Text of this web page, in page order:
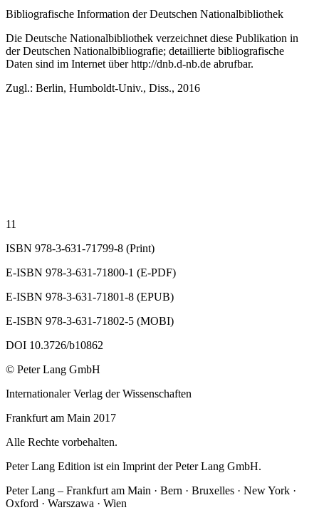
Bibliografische Information der Deutschen Nationalbibliothek
Die Deutsche Nationalbibliothek verzeichnet diese Publikation in
der Deutschen Nationalbibliografie; detaillierte bibliografische
Daten sind im Internet überhttp://dnb.d-nb.de abrufbar.
Zugl.: Berlin, Humboldt-Univ., Diss., 2016
11
ISBN 978-3-631-71799-8 (Print)
E-ISBN 978-3-631-71800-1 (E-PDF)
E-ISBN 978-3-631-71801-8 (EPUB)
E-ISBN 978-3-631-71802-5 (MOBI)
DOI 10.3726/b10862
© Peter Lang GmbH
Internationaler Verlag der Wissenschaften
Frankfurt am Main 2017
Alle Rechte vorbehalten.
Peter Lang Edition ist ein Imprint der Peter Lang GmbH.
Peter Lang – Frankfurt am Main · Bern · Bruxelles · New York ·
Oxford · Warszawa · Wien